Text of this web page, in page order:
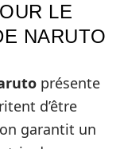
LE
NARUTO
présente
d’être
garantit un